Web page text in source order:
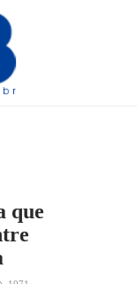
que